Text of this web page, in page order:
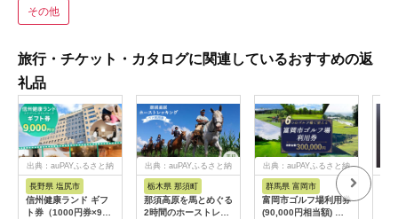
その他
旅行・チケット・カタログに関連しているおすすめの返
礼品
出典：auPAYふるさと納
長野県 塩尻市
信州健康ランド ギフ
ト券（1000円券×9
出典：auPAYふるさと納
栃木県 那須町
那須高原を馬とめぐる
2時間のホーストレッ
出典：auPAYふるさと納
群馬県 富岡市
富岡市ゴルフ場利用券
(90,000円相当額) ゴ